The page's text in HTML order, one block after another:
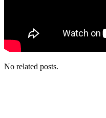
No related posts.